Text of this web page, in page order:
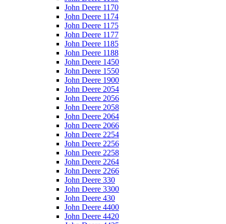
John Deere 1170
John Deere 1174
John Deere 1175
John Deere 1177
John Deere 1185
John Deere 1188
John Deere 1450
John Deere 1550
John Deere 1900
John Deere 2054
John Deere 2056
John Deere 2058
John Deere 2064
John Deere 2066
John Deere 2254
John Deere 2256
John Deere 2258
John Deere 2264
John Deere 2266
John Deere 330
John Deere 3300
John Deere 430
John Deere 4400
John Deere 4420